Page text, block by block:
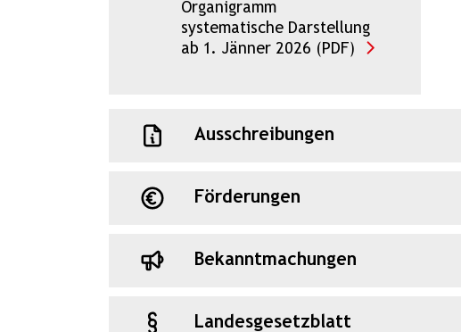
Organigramm
systematische Darstellung
ab 1. Jänner 2026 (PDF)
Ausschreibungen
Förderungen
Bekanntmachungen
Landesgesetzblatt